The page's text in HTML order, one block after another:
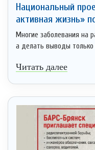
Национальный
активная жизнь»
Многие заболевания на
а делать выводы только
Читать далее